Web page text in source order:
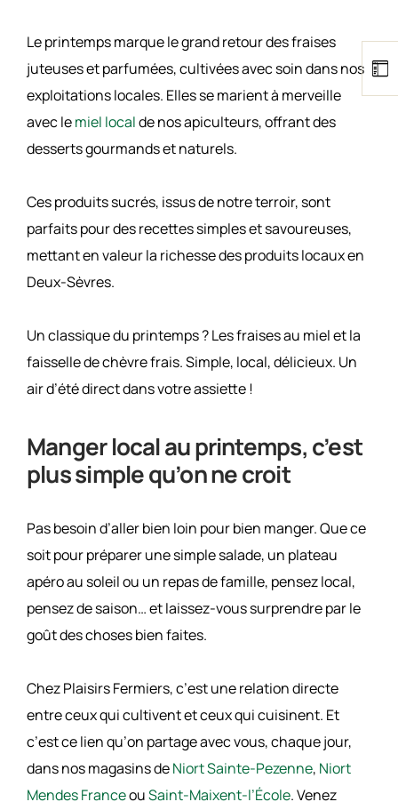
Le printemps marque le grand retour des fraises
juteuses et parfumées, cultivées avec soin dans nos
exploitations locales. Elles se marient à merveille
avec lemiel localde nos apiculteurs, offrant des
desserts gourmands et naturels.
Ces produits sucrés, issus de notre terroir, sont
parfaits pour des recettes simples et savoureuses,
mettant en valeur la richesse des produits locaux en
Deux-Sèvres.
Un classique du printemps ? Les fraises au miel et la
faisselle de chèvre frais. Simple, local, délicieux. Un
air d’été direct dans votre assiette !
Manger local au printemps, c’est
plus simple qu’on ne croit
Pas besoin d’aller bien loin pour bien manger. Que ce
soit pour préparer une simple salade, un plateau
apéro au soleil ou un repas de famille, pensez local,
pensez de saison… et laissez-vous surprendre par le
goût des choses bien faites.
Chez Plaisirs Fermiers, c’est une relation directe
entre ceux qui cultivent et ceux qui cuisinent. Et
c’est ce lien qu’on partage avec vous, chaque jour,
dans nos magasins deNiort Sainte-Pezenne, Niort
Mendes FranceouSaint-Maixent-l’École. Venez